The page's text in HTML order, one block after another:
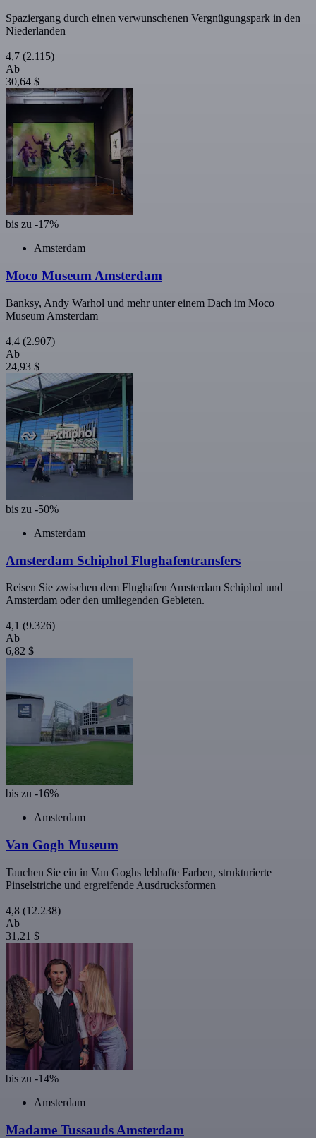
Spaziergang durch einen verwunschenen Vergnügungspark in den
Niederlanden
4,7 (2.115)
Ab
30,64 $
bis zu -17%
Amsterdam
Moco Museum Amsterdam
Banksy, Andy Warhol und mehr unter einem Dach im Moco
Museum Amsterdam
4,4 (2.907)
Ab
24,93 $
bis zu -50%
Amsterdam
Amsterdam Schiphol Flughafentransfers
Reisen Sie zwischen dem Flughafen Amsterdam Schiphol und
Amsterdam oder den umliegenden Gebieten.
4,1 (9.326)
Ab
6,82 $
bis zu -16%
Amsterdam
Van Gogh Museum
Tauchen Sie ein in Van Goghs lebhafte Farben, strukturierte
Pinselstriche und ergreifende Ausdrucksformen
4,8 (12.238)
Ab
31,21 $
bis zu -14%
Amsterdam
Madame Tussauds Amsterdam